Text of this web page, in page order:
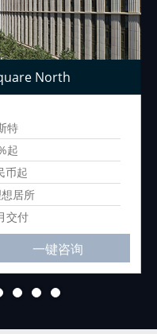
North
特
起
币起
居所
交付
一键咨询
9